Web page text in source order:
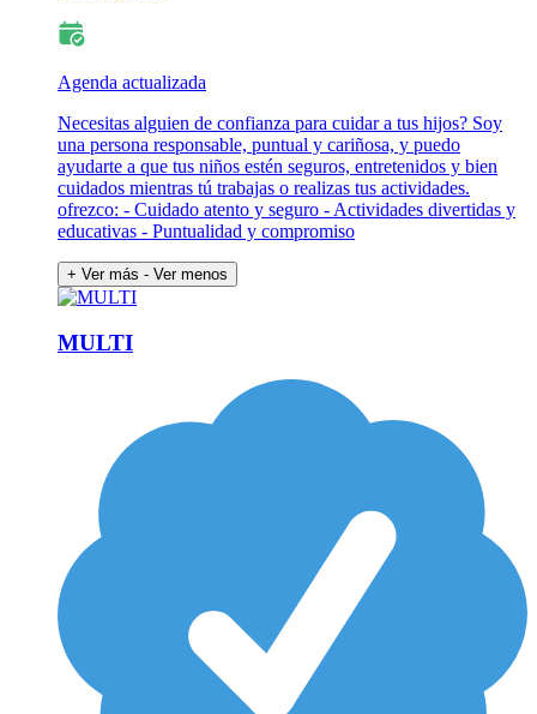
Agenda actualizada
Necesitas alguien de confianza para cuidar a tus hijos? Soy
una persona responsable, puntual y cariñosa, y puedo
ayudarte a que tus niños estén seguros, entretenidos y bien
cuidados mientras tú trabajas o realizas tus actividades.
ofrezco: - Cuidado atento y seguro - Actividades divertidas y
educativas - Puntualidad y compromiso
+ Ver más - Ver menos
MULTI